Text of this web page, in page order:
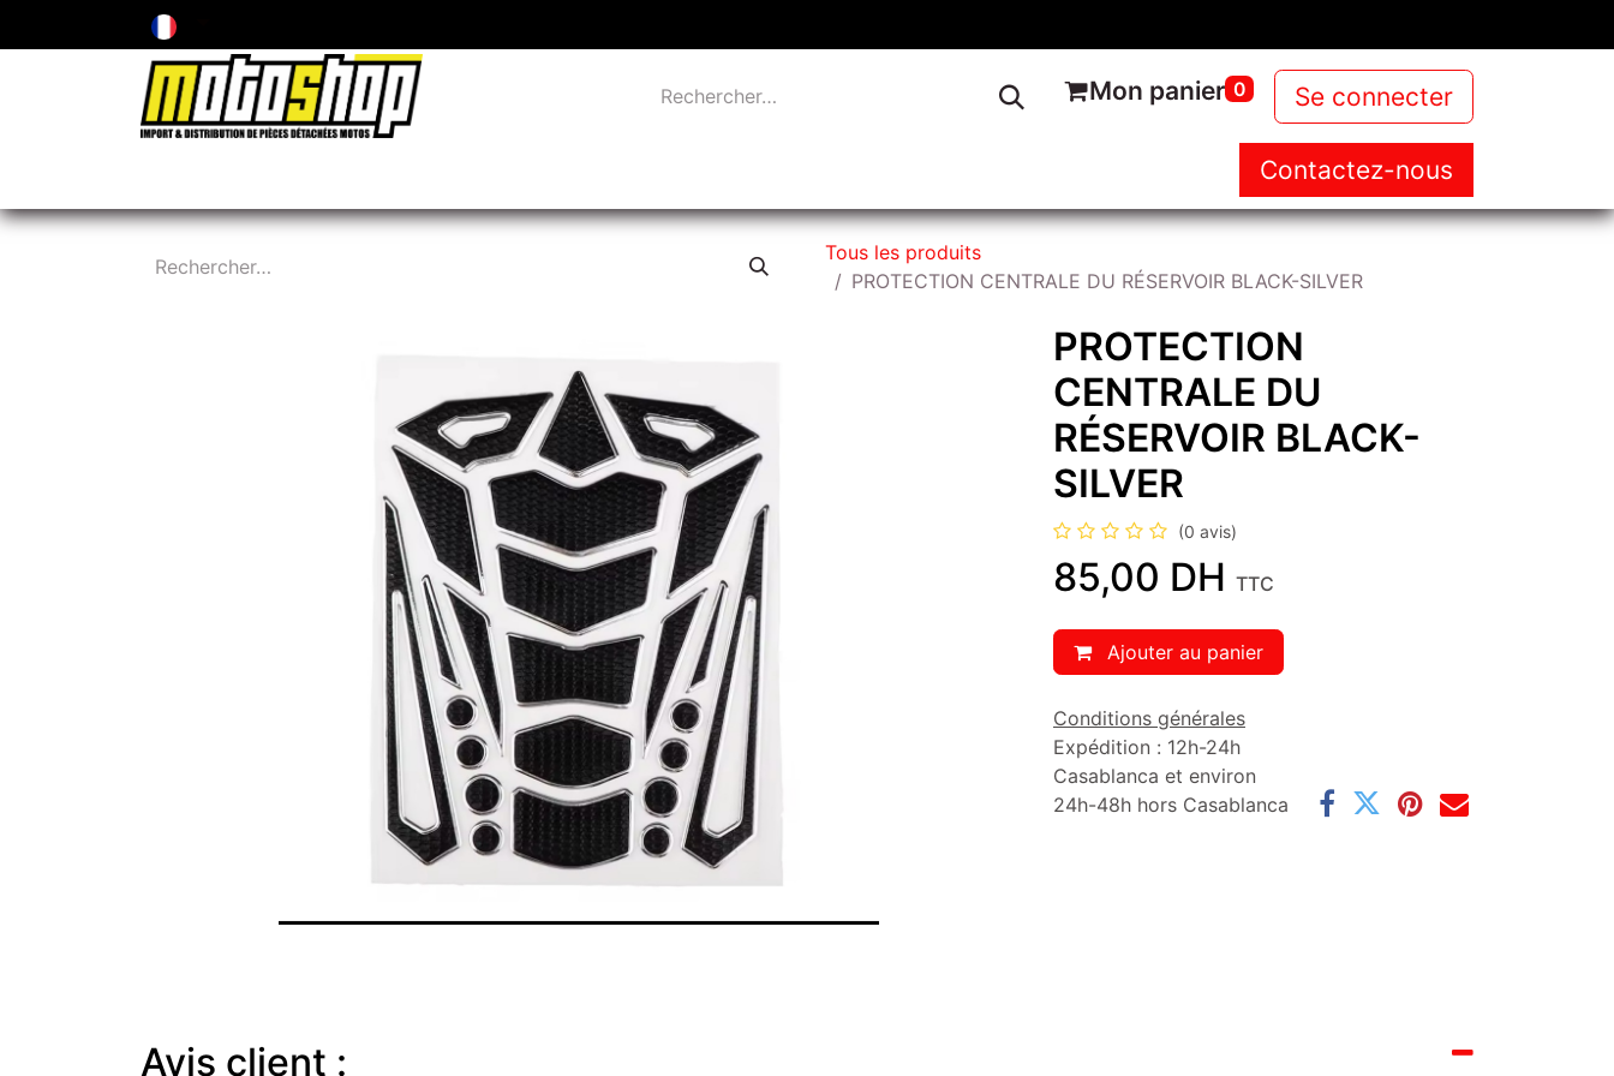
Mon panier 0 Se connecter
NOS PRODUITS NEWS
Contactez-nous
Tous les produits
PROTECTION CENTRALE DU RÉSERVOIR BLACK-SILVER
PROTECTION
CENTRALE DU
RÉSERVOIR BLACK-
SILVER
(0 avis)
85,00 DH TTC
Ajouter au panier
Conditions générales
Expédition : 12h-24h
Casablanca et environ
24h-48h hors Casablanca
Avis client :